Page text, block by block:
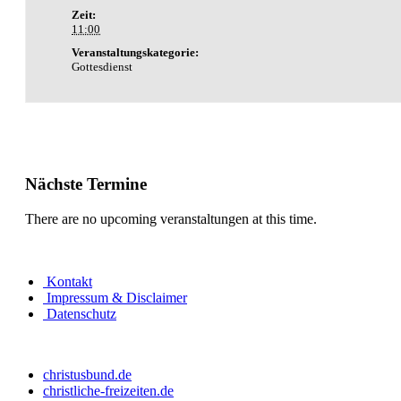
Zeit:
11:00
Veranstaltungskategorie:
Gottesdienst
Nächste Termine
There are no upcoming veranstaltungen at this time.
Kontakt
Impressum & Disclaimer
Datenschutz
christusbund.de
christliche-freizeiten.de